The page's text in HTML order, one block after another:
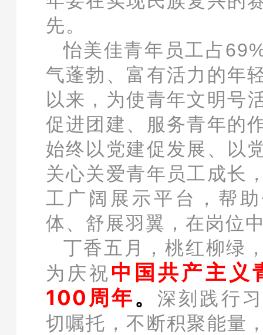
先。
怡美佳青年 员工占69
气蓬勃、富有活力的年
以来， 为使青年文明号
促进团建、服务青年的
始终以党建促发展、以
关心关爱青年员工成长
工广阔展示平台，帮
体、舒展羽翼，在岗位
丁香五月，桃红柳绿
为庆祝中国共产主义
100周年。 深刻践行
切嘱托，不断积聚能量